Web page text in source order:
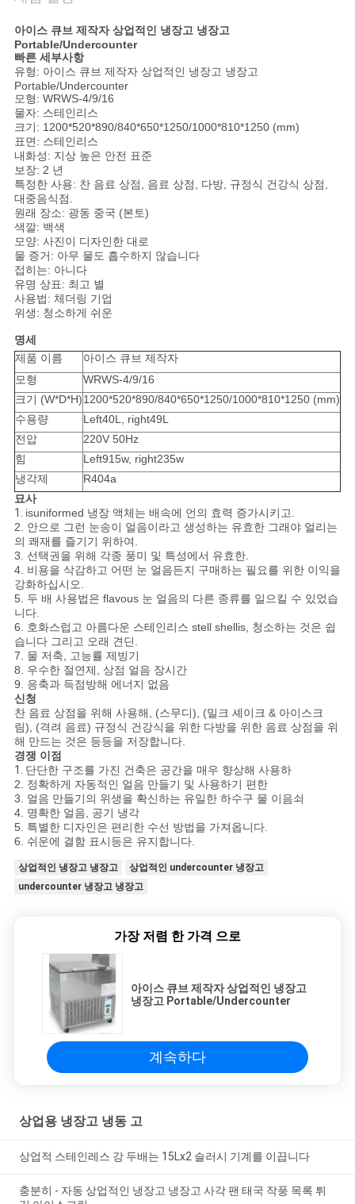
요
뉴
스
경
우
VR
사
이
트
맵
PRIVACY
POLICY
아이스 큐브 제작자 상업적인 냉장고 냉장고
Portable/Undercounter
빠른 세부사항
유형: 아이스 큐브 제작자 상업적인 냉장고 냉장고
Portable/Undercounter
모형: WRWS-4/9/16
물자: 스테인리스
크기: 1200*520*890/840*650*1250/1000*810*1250 (mm)
표면: 스테인리스
내화성: 지상 높은 안전 표준
보장: 2 년
특정한 사용: 찬 음료 상점, 음료 상점, 다방, 규정식 건강식 상점,
대중음식점.
원래 장소: 광동 중국 (본토)
색깔: 백색
모양: 사진이 디자인한 대로
물 증거: 아무 물도 흡수하지 않습니다
접히는: 아니다
유명 상표: 최고 별
사용법: 체더링 기업
위생: 청소하게 쉬운
명세
제품 이름
아이스 큐브 제작자
모형
WRWS-4/9/16
크기 (W*D*H)1200*520*890/840*650*1250/1000*810*1250 (mm)
수용량
Left40L, right49L
전압
220V 50Hz
힘
Left915w, right235w
냉각제
R404a
묘사
1. isuniformed 냉장 액체는 배속에 언의 효력 증가시키고.
2. 안으로 그런 눈송이 얼음이라고 생성하는 유효한 그래야 얼리는
의 쾌재를 즐기기 위하여.
3. 선택권을 위해 각종 풍미 및 특성에서 유효한.
4. 비용을 삭감하고 어떤 눈 얼음든지 구매하는 필요를 위한 이익을
강화하십시오.
5. 두 배 사용법은 flavous 눈 얼음의 다른 종류를 일으킬 수 있었습
니다.
6. 호화스럽고 아름다운 스테인리스 stell shellis, 청소하는 것은 쉽
습니다 그리고 오래 견딘.
7. 물 저축, 고능률 제빙기
8. 우수한 절연제, 상점 얼음 장시간
9. 응축과 득점방해 에너지 없음
신청
찬 음료 상점을 위해 사용해, (스무디), (밀크 셰이크 & 아이스크
림), (격려 음료) 규정식 건강식을 위한 다방을 위한 음료 상점을 위
해 만드는 것은 등등을 저장합니다.
경쟁 이점
1. 단단한 구조를 가진 건축은 공간을 매우 향상해 사용하
2. 정확하게 자동적인 얼음 만들기 및 사용하기 편한
3. 얼음 만들기의 위생을 확신하는 유일한 하수구 물 이음쇠
4. 명확한 얼음, 공기 냉각
5. 특별한 디자인은 편리한 수선 방법을 가져옵니다.
6. 쉬운에 결함 표시등은 유지합니다.
상업적인 냉장고 냉장고
상업적인 undercounter 냉장고
undercounter 냉장고 냉장고
가장 저렴 한 가격 으로
아이스 큐브 제작자 상업적인 냉장고
냉장고 Portable/Undercounter
계속하다
상업용 냉장고 냉동 고
상업적 스테인레스 강 두배는 15Lx2 슬러시 기계를 이끕니다
충분히 - 자동 상업적인 냉장고 냉장고 사각 팬 태국 작풍 목록 튀